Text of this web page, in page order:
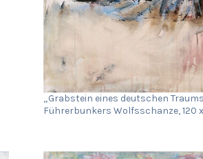
„Grabstein eines deutschen
Führerbunkers Wolfsschanze, 120